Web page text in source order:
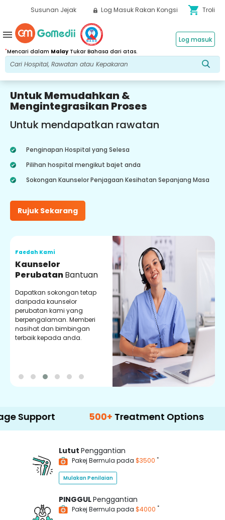
Susunan Jejak Log Masuk Rakan Kongsi shopping_cart Troli
*Mencari dalam MalayTukar Bahasa dari atas.
Log masuk
menu
Untuk Memudahkan &
Mengintegrasikan Proses
Untuk mendapatkan rawatan
Penginapan Hospital yang Selesa
Pilihan hospital mengikut bajet anda
Sokongan Kaunselor Penjagaan Kesihatan Sepanjang Masa
Rujuk Sekarang
Faedah Kami
Kaunselor
PerubatanBantuan
Dapatkan sokongan tetap
daripada kaunselor
perubatan kami yang
berpengalaman. Memberi
nasihat dan bimbingan
terbaik kepada anda.
500+ Treatment Options
Lutut Penggantian
Pakej Bermula pada $3500 *
Mulakan Penilaian
PINGGULPenggantian
Pakej Bermula pada $4000 *